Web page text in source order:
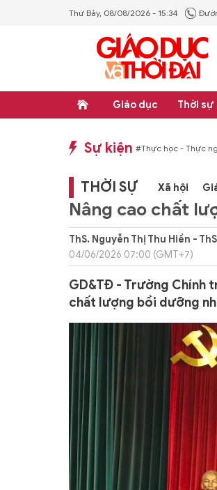
Thứ Bảy, 08/08/2026 - 15:34
Giáo dục Thời sự
Sự kiện
văn bản quy phạm pháp luật #Thực học - Thực
THỜI SỰ Xã hội
Nâng cao chất
ThS. Nguyễn Thị Thu Hiền -
04/06/2026 07:00 (GMT+7)
GD&TĐ - Trường Chính
chất lượng bồi dưỡng